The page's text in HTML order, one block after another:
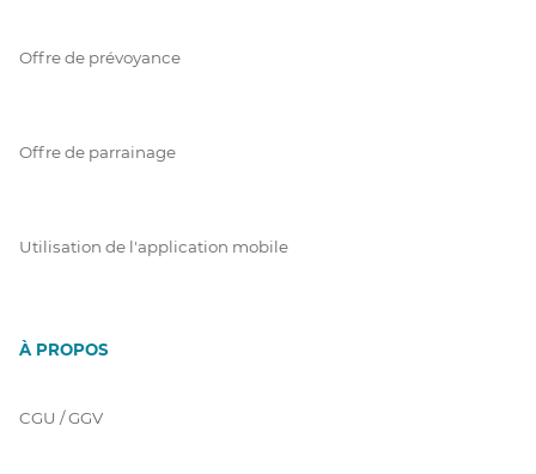
Offre de prévoyance
Offre de parrainage
Utilisation de l'application mobile
À PROPOS
CGU / GGV